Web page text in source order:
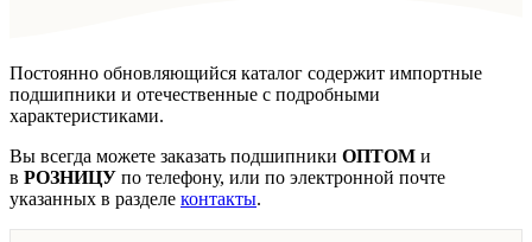
Постоянно обновляющийся каталог содержит импортные
подшипники и отечественные с подробными
характеристиками.
Вы всегда можете заказать подшипники ОПТОМ и
в РОЗНИЦУ по телефону, или по электронной почте
указанных в разделе контакты.